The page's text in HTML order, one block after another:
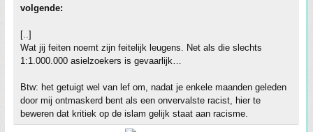
volgende:
[..]
Wat jij feiten noemt zijn feitelijk leugens. Net als die slechts
1:1.000.000 asielzoekers is gevaarlijk…
Btw: het getuigt wel van lef om, nadat je enkele maanden geleden
door mij ontmaskerd bent als een onvervalste racist, hier te
beweren dat kritiek op de islam gelijk staat aan racisme.